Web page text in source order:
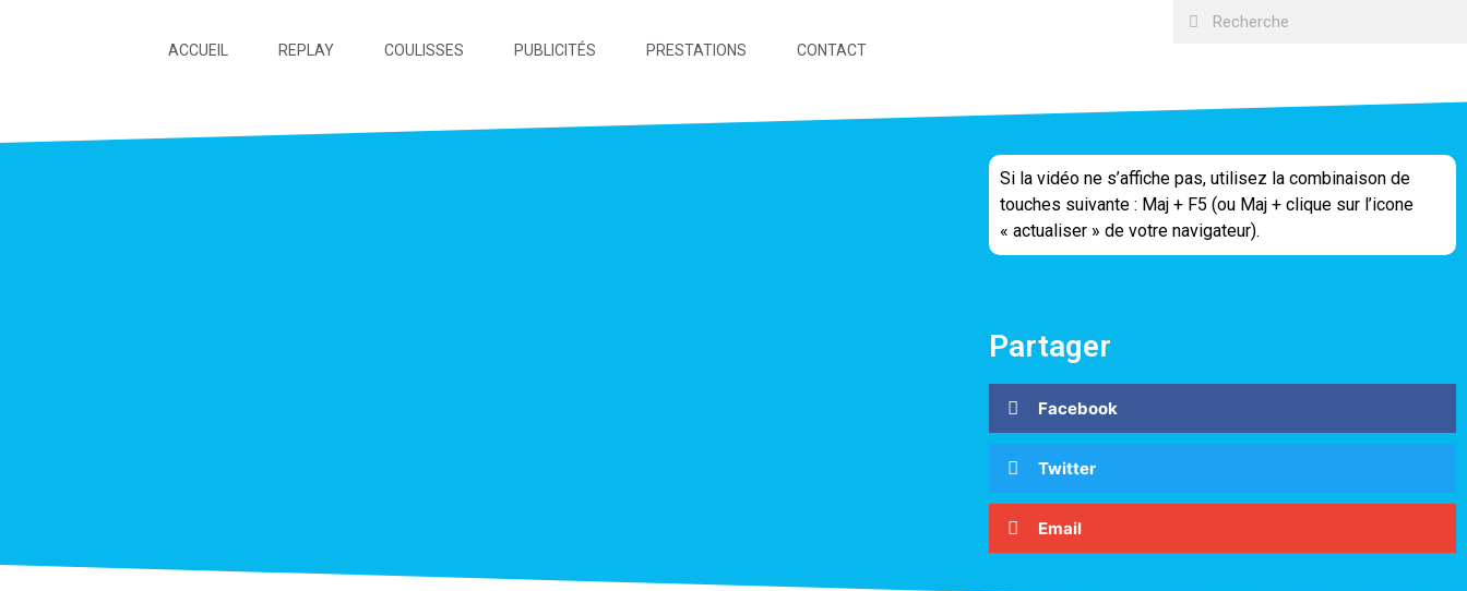
ACCUEIL REPLAY COULISSES PUBLICITÉS PRESTATIONS CONTACT
Si la vidéo ne s’affiche pas, utilisez la combinaison de
touches suivante : Maj + F5 (ou Maj + clique sur l’icone
« actualiser » de votre navigateur).
Partager
Facebook
Twitter
Email